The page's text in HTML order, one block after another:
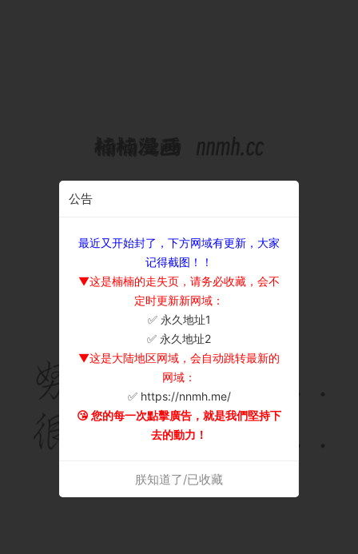
公告
最近又开始封了，下方网域有更新，大家
记得截图！！
▼这是楠楠的走失页，请务必收藏，会不
定时更新新网域：
✅ 永久地址1
✅ 永久地址2
▼这是大陆地区网域，会自动跳转最新的
网域：
✅ https://nnmh.me/
😘 您的每一次點擊廣告，就是我們堅持下
去的動力！
朕知道了/已收藏